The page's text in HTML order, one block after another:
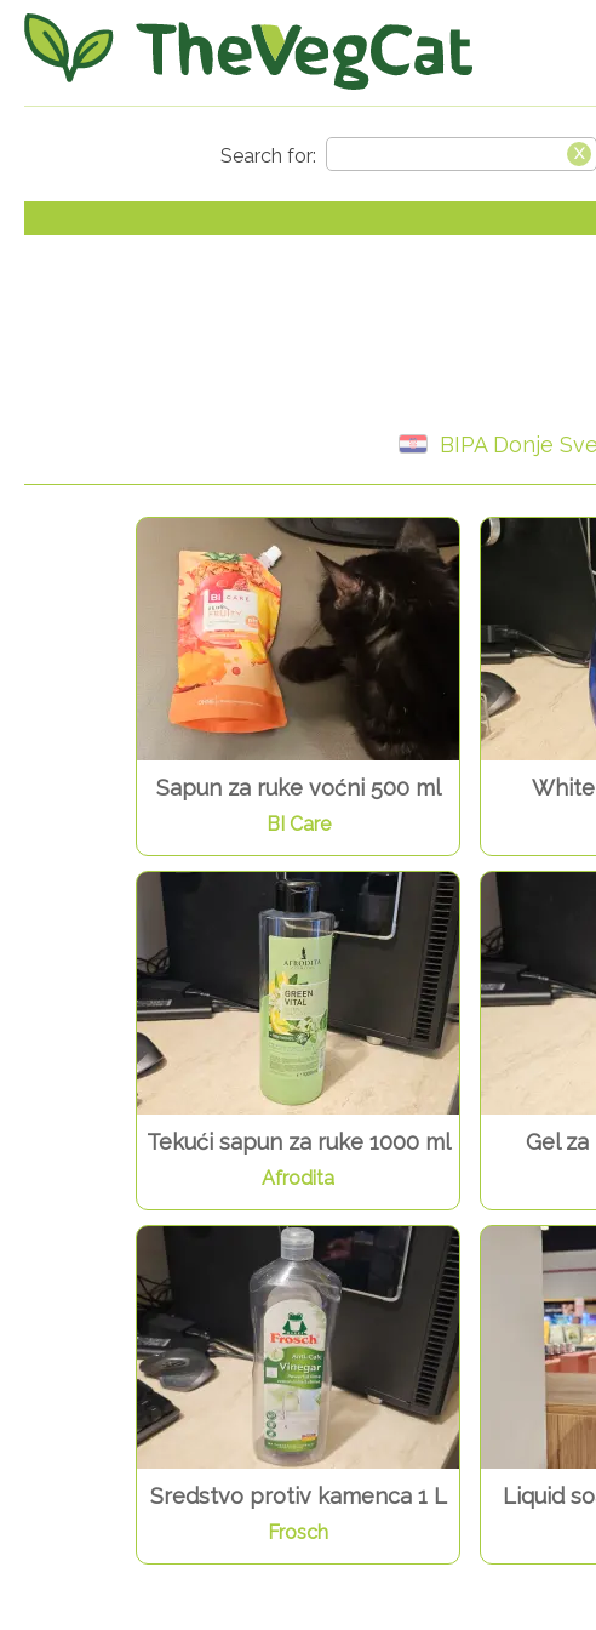
BIPA Donje
Sapun za ruke voćni 500 ml
BI Care
Tekući sapun za ruke 1000 ml
Afrodita
Gel
Sredstvo protiv kamenca 1 L
Frosch
Liquid